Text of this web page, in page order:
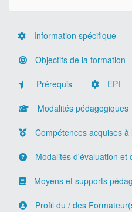
Information spécifique
Objectifs de la formation
Prérequis EPI
Modalités pédagogiques
Compétences acquises
Modalités d'évaluation et
Moyens et supports
Profil du / des